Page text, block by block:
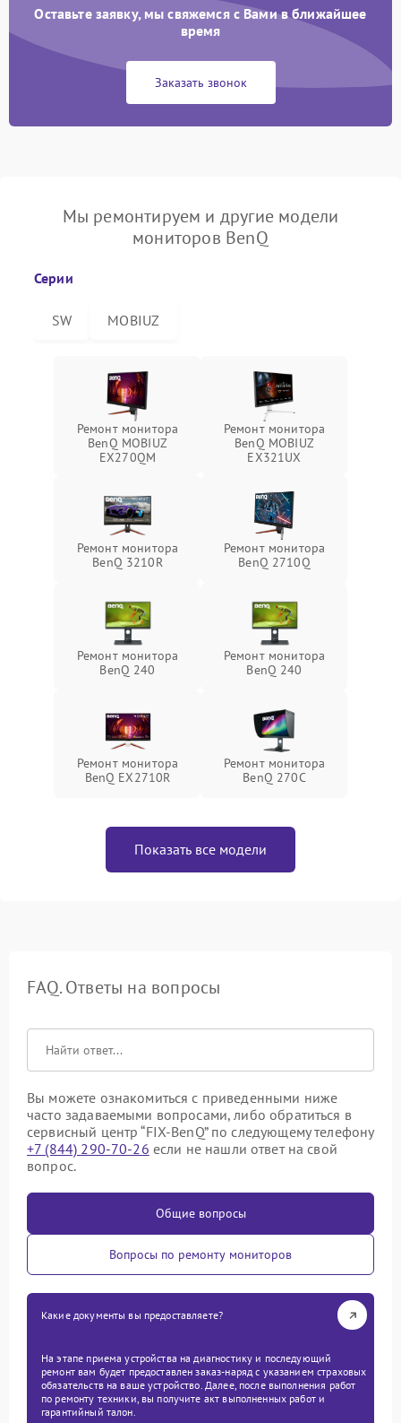
Оставьте заявку, мы свяжемся с Вами в ближайшее
время
Заказать звонок
Мы ремонтируем и другие модели
мониторов BenQ
Серии
SW MOBIUZ
Ремонт монитора
BenQ MOBIUZ
EX270QM
Ремонт монитора
BenQ MOBIUZ
EX321UX
Ремонт монитора
BenQ 3210R
Ремонт монитора
BenQ 2710Q
Ремонт монитора
BenQ 240
Ремонт монитора
BenQ 240
Ремонт монитора
BenQ EX2710R
Ремонт монитора
BenQ 270C
Показать все модели
FAQ. Ответы на вопросы
Вы можете ознакомиться с приведенными ниже
часто задаваемыми вопросами, либо обратиться в
сервисный центр “FIX-BenQ” по следующему телефону
+7 (844) 290-70-26 если не нашли ответ на свой
вопрос.
Общие вопросы
Вопросы по ремонту мониторов
Какие документы вы предоставляете?
На этапе приема устройства на диагностику и последующий
ремонт вам будет предоставлен заказ-наряд с указанием страховых
обязательств на ваше устройство. Далее, после выполнения работ
по ремонту техники, вы получите акт выполненных работ и
гарантийный талон.